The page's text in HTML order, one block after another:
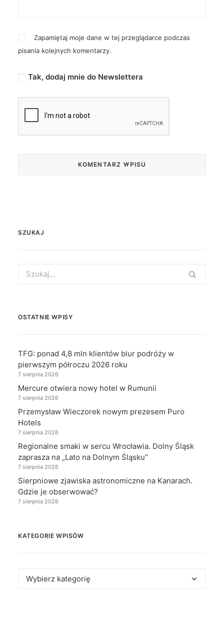
Zapamiętaj moje dane w tej przeglądarce podczas
pisania kolejnych komentarzy.
Tak, dodaj mnie do Newslettera
SZUKAJ
for:
OSTATNIE WPISY
TFG: ponad 4,8 mln klientów biur podróży w
pierwszym półroczu 2026 roku
7 sierpnia 2026
Mercure otwiera nowy hotel w Rumunii
7 sierpnia 2026
Przemysław Wieczorek nowym prezesem Puro
Hotels
7 sierpnia 2026
Regionalne smaki w sercu Wrocławia. Dolny Śląsk
zaprasza na „Lato na Dolnym Śląsku”
7 sierpnia 2026
Sierpniowe zjawiska astronomiczne na Kanarach.
Gdzie je obserwować?
7 sierpnia 2026
KATEGORIE WPISÓW
Kategorie